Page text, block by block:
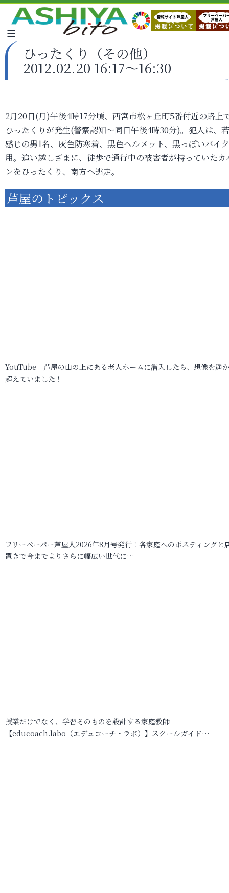
ひったくり（その他）
2012.02.20 16:17～16:30
2月20日(月)午後4時17分頃、西宮市松ヶ丘町5番付近の路上
ひったくりが発生(警察認知～同日午後4時30分)。犯人は、
感じの男1名、灰色防寒着、黒色ヘルメット、黒っぽいバイ
用。追い越しざまに、徒歩で通行中の被害者が持っていたカ
ンをひったくり、南方へ逃走。
芦屋のトピックス
YouTube 芦屋の山の上にある老人ホームに潜入したら、想像を遥
超えていました！
フリーペーパー芦屋人2026年8月号発行！各家庭へのポスティングと
置きで今までよりさらに幅広い世代に…
授業だけでなく、学習そのものを設計する家庭教師
【educoach.labo（エデュコーチ・ラボ）】スクールガイド…